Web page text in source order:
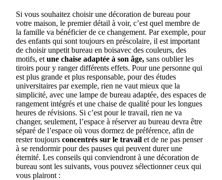
Si vous souhaitez choisir une décoration de bureau pour
votre maison, le premier détail à voir, c’est quel membre de
la famille va bénéficier de ce changement. Par exemple, pour
des enfants qui sont toujours en préscolaire, il est important
de choisir unpetit bureau en boisavec des couleurs, des
motifs, et une chaise adaptée à son âge, sans oublier les
tiroirs pour y ranger différents effets. Pour une personne qui
est plus grande et plus responsable, pour des études
universitaires par exemple, rien ne vaut mieux que la
simplicité, avec une lampe de bureau adaptée, des espaces de
rangement intégrés et une chaise de qualité pour les longues
heures de révisions. Si c’est pour le travail, rien ne va
changer, seulement, l’espace à réserver au bureau devra être
séparé de l’espace où vous dormez de préférence, afin de
rester toujours concentrés sur le travail et de ne pas penser
à se rendormir pour des pauses qui peuvent durer une
éternité. Les conseils qui conviendront à une décoration de
bureau sont les suivants, vous pouvez sélectionner ceux qui
vous plairont :